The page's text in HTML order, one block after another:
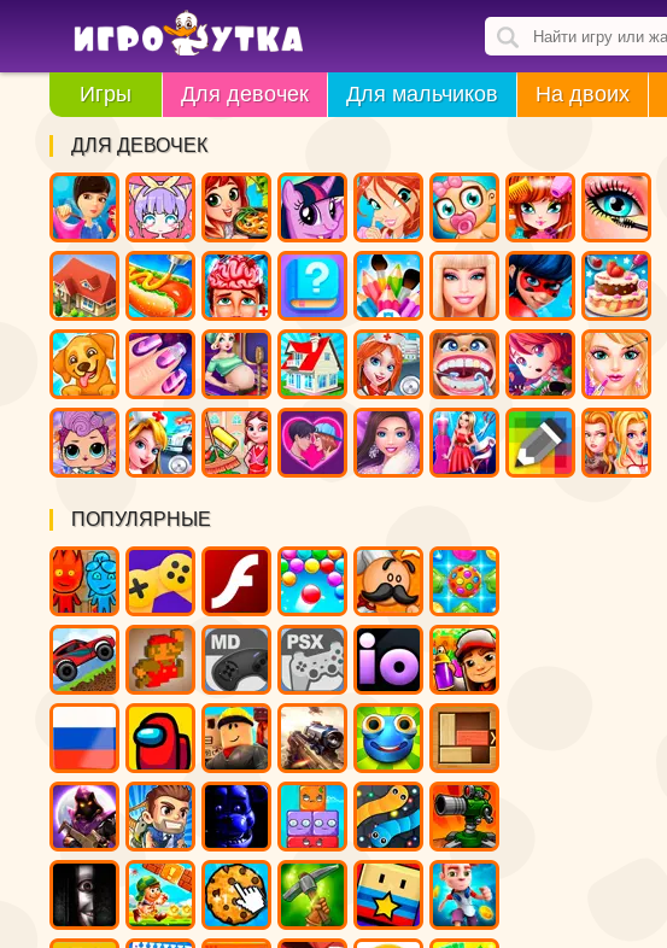
Игры Для девочек Для мальчиков На двоих
ДЛЯ ДЕВОЧЕК
ПОПУЛЯРНЫЕ